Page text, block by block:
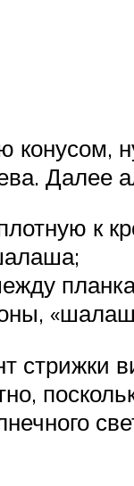
конусом,
Далее
к
стрижки